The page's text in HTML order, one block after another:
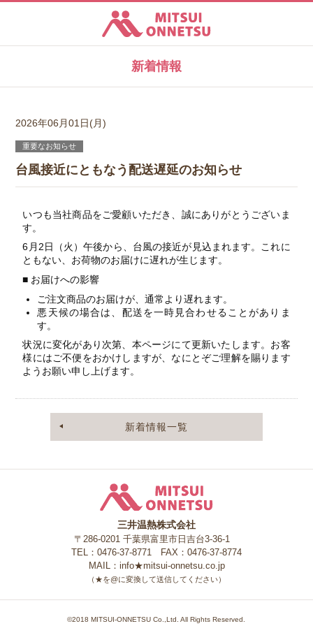
講座お申し込み
ユーザー製品登録
TEL.0476-37-8771
新着情報
2026年06月01日(月)
重要なお知らせ
台風接近にともなう配送遅延のお知らせ
いつも当社商品をご愛顧いただき、誠にありがとうございま
す。
6月2日（火）午後から、台風の接近が見込まれます。これに
ともない、お荷物のお届けに遅れが生じます。
■ お届けへの影響
ご注文商品のお届けが、通常より遅れます。
悪天候の場合は、配送を一時見合わせることがありま
す。
状況に変化があり次第、本ページにて更新いたします。お客
様にはご不便をおかけしますが、なにとぞご理解を賜ります
ようお願い申し上げます。
新着情報一覧
三井温熱株式会社
〒286-0201 千葉県富里市日吉台3-36-1
TEL：0476-37-8771 FAX：0476-37-8774
MAIL：info★mitsui-onnetsu.co.jp
（★を@に変換して送信してください）
©2018 MITSUI-ONNETSU Co.,Ltd. All Rights Reserved.